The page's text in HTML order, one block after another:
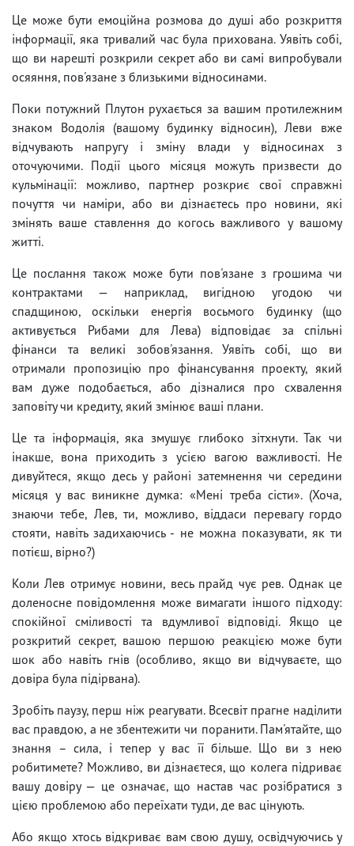
Це може бути емоційна розмова до душі або розкриття
інформації, яка тривалий час була прихована. Уявіть собі,
що ви нарешті розкрили секрет або ви самі випробували
осяяння, пов'язане з близькими відносинами.
Поки потужний Плутон рухається за вашим протилежним
знаком Водолія (вашому будинку відносин), Леви вже
відчувають напругу і зміну влади у відносинах з
оточуючими. Події цього місяця можуть призвести до
кульмінації: можливо, партнер розкриє свої справжні
почуття чи наміри, або ви дізнаєтесь про новини, які
змінять ваше ставлення до когось важливого у вашому
житті.
Це послання також може бути пов'язане з грошима чи
контрактами — наприклад, вигідною угодою чи
спадщиною, оскільки енергія восьмого будинку (що
активується Рибами для Лева) відповідає за спільні
фінанси та великі зобов'язання. Уявіть собі, що ви
отримали пропозицію про фінансування проекту, який
вам дуже подобається, або дізналися про схвалення
заповіту чи кредиту, який змінює ваші плани.
Це та інформація, яка змушує глибоко зітхнути. Так чи
інакше, вона приходить з усією вагою важливості. Не
дивуйтеся, якщо десь у районі затемнення чи середини
місяця у вас виникне думка: «Мені треба сісти». (Хоча,
знаючи тебе, Лев, ти, можливо, віддаси перевагу гордо
стояти, навіть задихаючись - не можна показувати, як ти
потієш, вірно?)
Коли Лев отримує новини, весь прайд чує рев. Однак це
доленосне повідомлення може вимагати іншого підходу:
спокійної сміливості та вдумливої ​​відповіді. Якщо це
розкритий секрет, вашою першою реакцією може бути
шок або навіть гнів (особливо, якщо ви відчуваєте, що
довіра була підірвана).
Зробіть паузу, перш ніж реагувати. Всесвіт прагне наділити
вас правдою, а не збентежити чи поранити. Пам'ятайте, що
знання – сила, і тепер у вас її більше. Що ви з нею
робитимете? Можливо, ви дізнаєтеся, що колега підриває
вашу довіру — це означає, що настав час розібратися з
цією проблемою або переїхати туди, де вас цінують.
Або якщо хтось відкриває вам свою душу, освідчуючись у